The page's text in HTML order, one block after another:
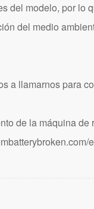
del modelo, por lo
del medio
llamarnos para
de la máquina